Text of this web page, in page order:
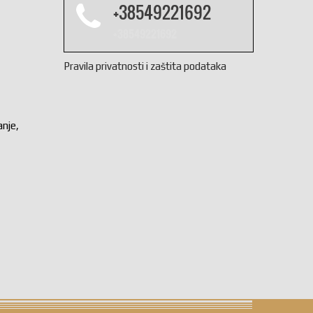
+38549221692
Pravila privatnosti i zaštita podataka